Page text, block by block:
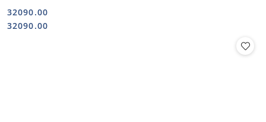
Cena:
32090.00
Cena:
32090.00